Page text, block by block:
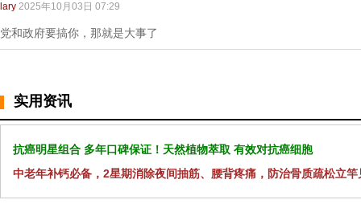
lary 2025年10月03日 07:29
党和政府要搞你，那就是大事了
实用资讯
抗癌明星组合 多年口碑保证！天然植物萃取 有效对抗癌细胞
中老年补钙必备，2星期消除夜间抽筋、腰背疼痛，防治骨质疏松立竿